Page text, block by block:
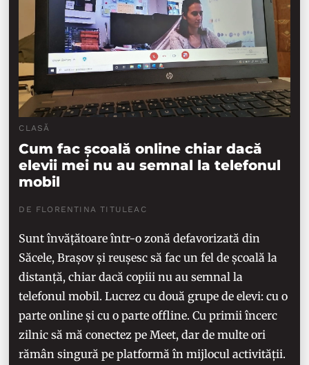
CLASĂ
Cum fac școală online chiar dacă
elevii mei nu au semnal la telefonul
mobil
DE FLORENTINA TITULEAC
Sunt învățătoare într-o zonă defavorizată din
Săcele, Brașov și reușesc să fac un fel de școală la
distanță, chiar dacă copiii nu au semnal la
telefonul mobil. Lucrez cu două grupe de elevi: cu o
parte online și cu o parte offline. Cu primii încerc
zilnic să mă conectez pe Meet, dar de multe ori
rămân singură pe platformă în mijlocul activității.